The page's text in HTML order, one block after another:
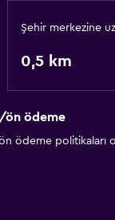
kahvaltı
(atıştırmalık)
Şehir merkezine
0,5 km
ödeme
ödeme politikaları